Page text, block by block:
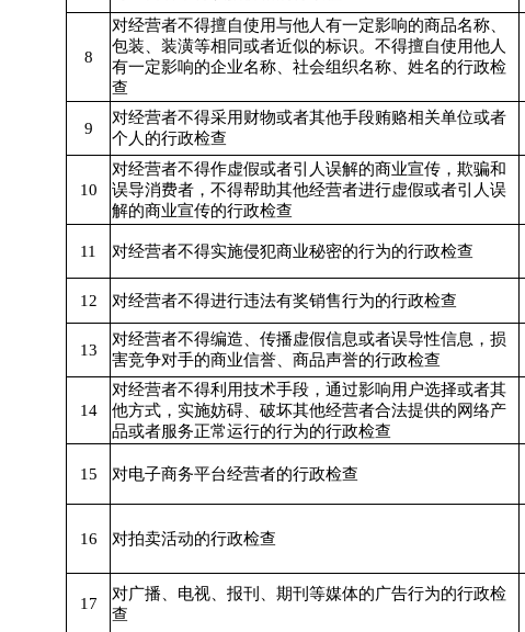
8
对经营者不得擅自使用与他人有一定影响的商品名称、
包装、装潢等相同或者近似的标识。不得擅自使用他人
有一定影响的企业名称、社会组织名称、姓名的行政检
查
9
对经营者不得采用财物或者其他手段贿赂相关单位或者
个人的行政检查
10
对经营者不得作虚假或者引人误解的商业宣传，欺骗和
误导消费者，不得帮助其他经营者进行虚假或者引人误
解的商业宣传的行政检查
11 对经营者不得实施侵犯商业秘密的行为的行政检查
12 对经营者不得进行违法有奖销售行为的行政检查
13
对经营者不得编造、传播虚假信息或者误导性信息，损
害竞争对手的商业信誉、商品声誉的行政检查
14
对经营者不得利用技术手段，通过影响用户选择或者其
他方式，实施妨碍、破坏其他经营者合法提供的网络产
品或者服务正常运行的行为的行政检查
15 对电子商务平台经营者的行政检查
16 对拍卖活动的行政检查
17
对广播、电视、报刊、期刊等媒体的广告行为的行政检
查